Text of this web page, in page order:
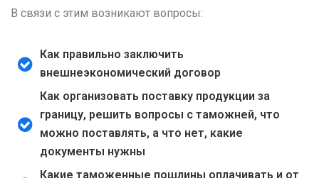
В связи с этим возникают вопросы:
Как правильно заключить
внешнеэкономический договор
Как организовать поставку продукции за
границу, решить вопросы с таможней, что
можно поставлять, а что нет, какие
документы нужны
Какие таможенные пошлины оплачивать и от